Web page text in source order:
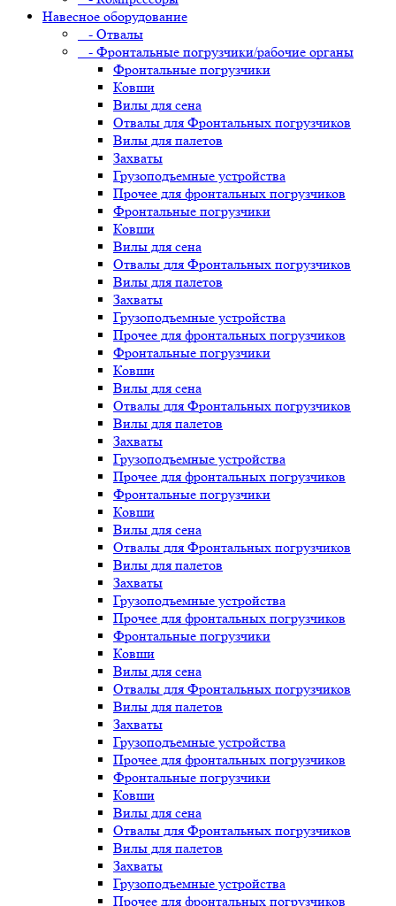
Навесное оборудование
- Отвалы
- Фронтальные погрузчики/рабочие органы
Фронтальные погрузчики
Ковши
Вилы для сена
Отвалы для Фронтальных погрузчиков
Вилы для палетов
Захваты
Грузоподъемные устройства
Прочее для фронтальных погрузчиков
Фронтальные погрузчики
Ковши
Вилы для сена
Отвалы для Фронтальных погрузчиков
Вилы для палетов
Захваты
Грузоподъемные устройства
Прочее для фронтальных погрузчиков
Фронтальные погрузчики
Ковши
Вилы для сена
Отвалы для Фронтальных погрузчиков
Вилы для палетов
Захваты
Грузоподъемные устройства
Прочее для фронтальных погрузчиков
Фронтальные погрузчики
Ковши
Вилы для сена
Отвалы для Фронтальных погрузчиков
Вилы для палетов
Захваты
Грузоподъемные устройства
Прочее для фронтальных погрузчиков
Фронтальные погрузчики
Ковши
Вилы для сена
Отвалы для Фронтальных погрузчиков
Вилы для палетов
Захваты
Грузоподъемные устройства
Прочее для фронтальных погрузчиков
Фронтальные погрузчики
Ковши
Вилы для сена
Отвалы для Фронтальных погрузчиков
Вилы для палетов
Захваты
Грузоподъемные устройства
Прочее для фронтальных погрузчиков